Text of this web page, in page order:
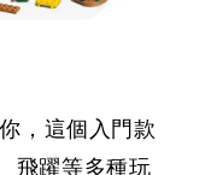
，這個入門款
飛躍等多種玩